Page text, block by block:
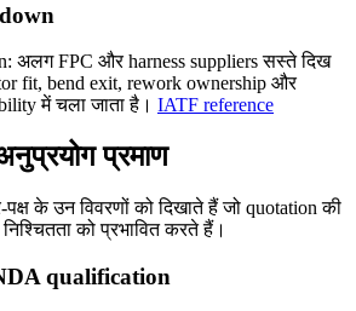
अलग FPC और harness suppliers सस्ते दिख
fit, bend exit, rework ownership और
में चला जाता है। IATF reference
प्रमाण
पक्ष के उन विवरणों को दिखाते हैं जो quotation की
को प्रभावित करते हैं।
qualification